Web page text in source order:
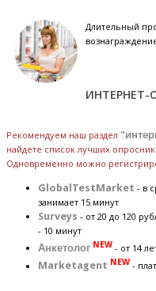
Длительный
ИНТЕРНЕТ-
Рекомендуем наш раздел
найдете список лучших
Одновременно можно
GlobalTestMarket - в
занимает 15 минут
Surveys - от 20 до 120
- 10 минут
Анкетолог NEW - от 14
Marketagent NEW -